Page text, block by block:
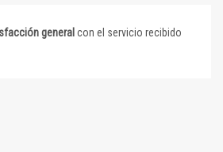
general con el servicio recibido